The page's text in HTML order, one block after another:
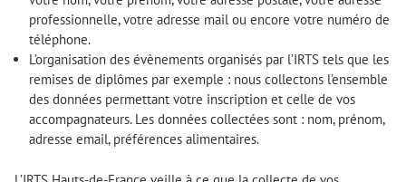
professionnelle, votre adresse mail ou encore votre numéro de
téléphone.
L’organisation des évènements organisés par l’IRTS tels que les
remises de diplômes par exemple : nous collectons l’ensemble
des données permettant votre inscription et celle de vos
accompagnateurs. Les données collectées sont : nom, prénom,
adresse email, préférences alimentaires.